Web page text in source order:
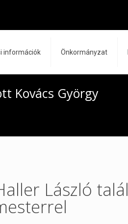
információk Önkormányzat
Kovács György
László